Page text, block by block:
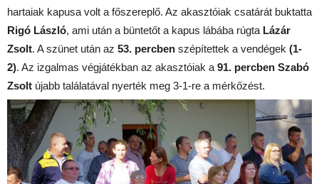
hartaiak kapusa volt a főszereplő. Az akasztóiak csatárát buktatta
Rigó László, ami után a büntetőt a kapus lábába rúgta Lázár
Zsolt. A szünet után az 53. percben szépítettek a vendégek (1-
2). Az izgalmas végjátékban az akasztóiak a 91. percben Szabó
Zsolt újabb találatával nyerték meg 3-1-re a mérkőzést.